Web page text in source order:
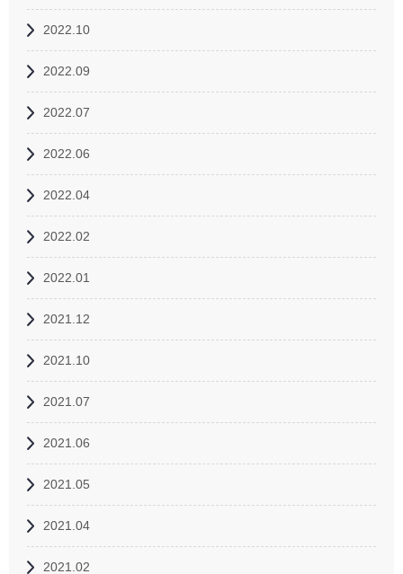
2022.10
2022.09
2022.07
2022.06
2022.04
2022.02
2022.01
2021.12
2021.10
2021.07
2021.06
2021.05
2021.04
2021.02